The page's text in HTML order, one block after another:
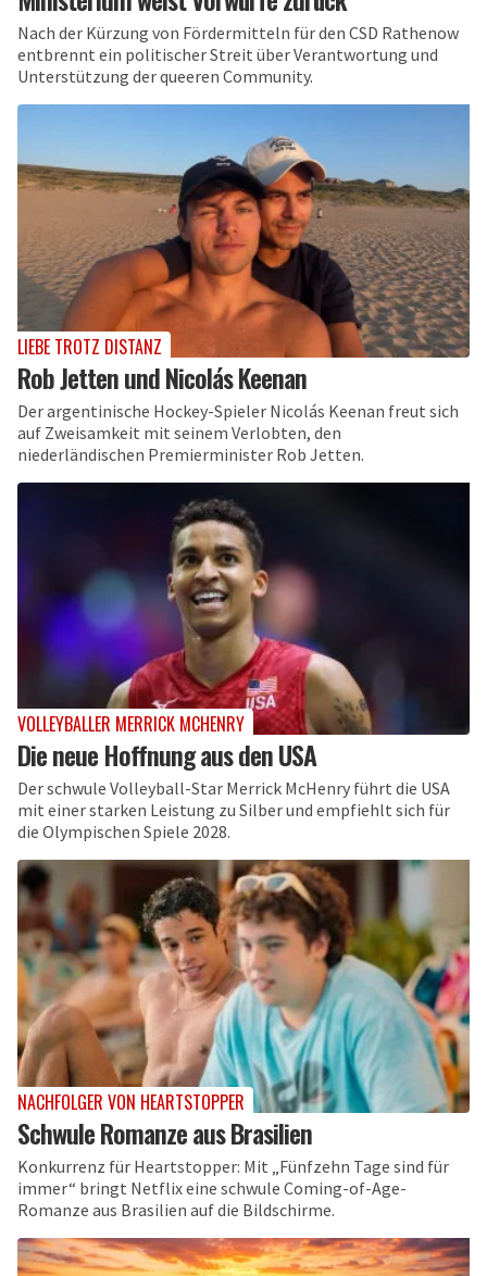
Nach der Kürzung von Fördermitteln für den CSD Rathenow
entbrennt ein politischer Streit über Verantwortung und
Unterstützung der queeren Community.
LIEBE TROTZ DISTANZ
Rob Jetten und Nicolás Keenan
Der argentinische Hockey-Spieler Nicolás Keenan freut sich
auf Zweisamkeit mit seinem Verlobten, den
niederländischen Premierminister Rob Jetten.
VOLLEYBALLER MERRICK MCHENRY
Die neue Hoffnung aus den USA
Der schwule Volleyball-Star Merrick McHenry führt die USA
mit einer starken Leistung zu Silber und empfiehlt sich für
die Olympischen Spiele 2028.
NACHFOLGER VON HEARTSTOPPER
Schwule Romanze aus Brasilien
Konkurrenz für Heartstopper: Mit „Fünfzehn Tage sind für
immer“ bringt Netflix eine schwule Coming-of-Age-
Romanze aus Brasilien auf die Bildschirme.